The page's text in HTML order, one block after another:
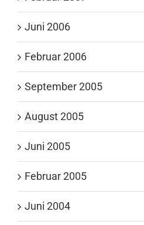
Juni 2006
Februar 2006
September 2005
August 2005
Juni 2005
Februar 2005
Juni 2004